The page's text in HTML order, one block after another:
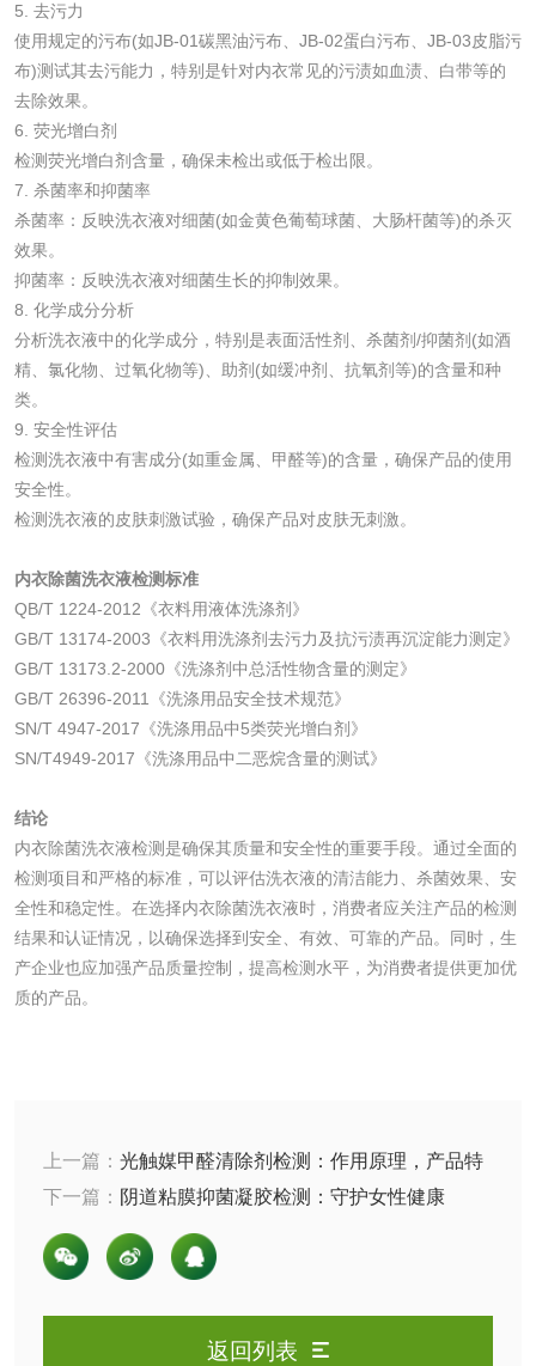
5. 去污力
使用规定的污布(如JB-01碳黑油污布、JB-02蛋白污布、JB-03皮脂污
布)测试其去污能力，特别是针对内衣常见的污渍如血渍、白带等的
去除效果。
6. 荧光增白剂
检测荧光增白剂含量，确保未检出或低于检出限。
7. 杀菌率和抑菌率
杀菌率：反映洗衣液对细菌(如金黄色葡萄球菌、大肠杆菌等)的杀灭
效果。
抑菌率：反映洗衣液对细菌生长的抑制效果。
8. 化学成分分析
分析洗衣液中的化学成分，特别是表面活性剂、杀菌剂/抑菌剂(如酒
精、氯化物、过氧化物等)、助剂(如缓冲剂、抗氧剂等)的含量和种
类。
9. 安全性评估
检测洗衣液中有害成分(如重金属、甲醛等)的含量，确保产品的使用
安全性。
检测洗衣液的皮肤刺激试验，确保产品对皮肤无刺激。
内衣除菌洗衣液检测标准
QB/T 1224-2012《衣料用液体洗涤剂》
GB/T 13174-2003《衣料用洗涤剂去污力及抗污渍再沉淀能力测定》
GB/T 13173.2-2000《洗涤剂中总活性物含量的测定》
GB/T 26396-2011《洗涤用品安全技术规范》
SN/T 4947-2017《洗涤用品中5类荧光增白剂》
SN/T4949-2017《洗涤用品中二恶烷含量的测试》
结论
内衣除菌洗衣液检测是确保其质量和安全性的重要手段。通过全面的
检测项目和严格的标准，可以评估洗衣液的清洁能力、杀菌效果、安
全性和稳定性。在选择内衣除菌洗衣液时，消费者应关注产品的检测
结果和认证情况，以确保选择到安全、有效、可靠的产品。同时，生
产企业也应加强产品质量控制，提高检测水平，为消费者提供更加优
质的产品。
上一篇： 光触媒甲醛清除剂检测：作用原理，产品特
性及检测方法
下一篇： 阴道粘膜抑菌凝胶检测：守护女性健康
返回列表
水处理剂
工业乳状氢氧化钙
检测
三氯异氰尿酸检测 磷酸二氢铵检测
碳酸钙检测
活性炭
检测
木质净水用活性炭
检测
农药肥料
肥料检测 微生物肥料检测
化肥检测 微生物菌剂检测
有机肥检测 钾肥检测
磷酸肥料检测
化工助剂检测
化工原料检测
工业用氯化铵检测